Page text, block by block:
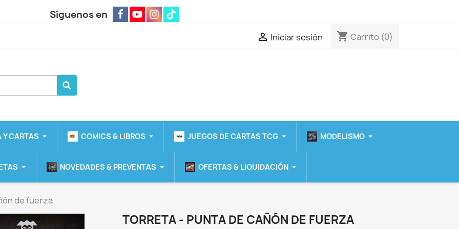
Síguenos en
 Iniciar sesión shopping_cart Carrito (0)
Y CARTAS COMICS & LIBROS JUEGOS DE CARTAS TCG MODELISMO
NOVEDADES & PREVENTAS OFERTAS & LIQUIDACIÓN
de fuerza
TORRETA - PUNTA DE CAÑÓN DE FUERZA